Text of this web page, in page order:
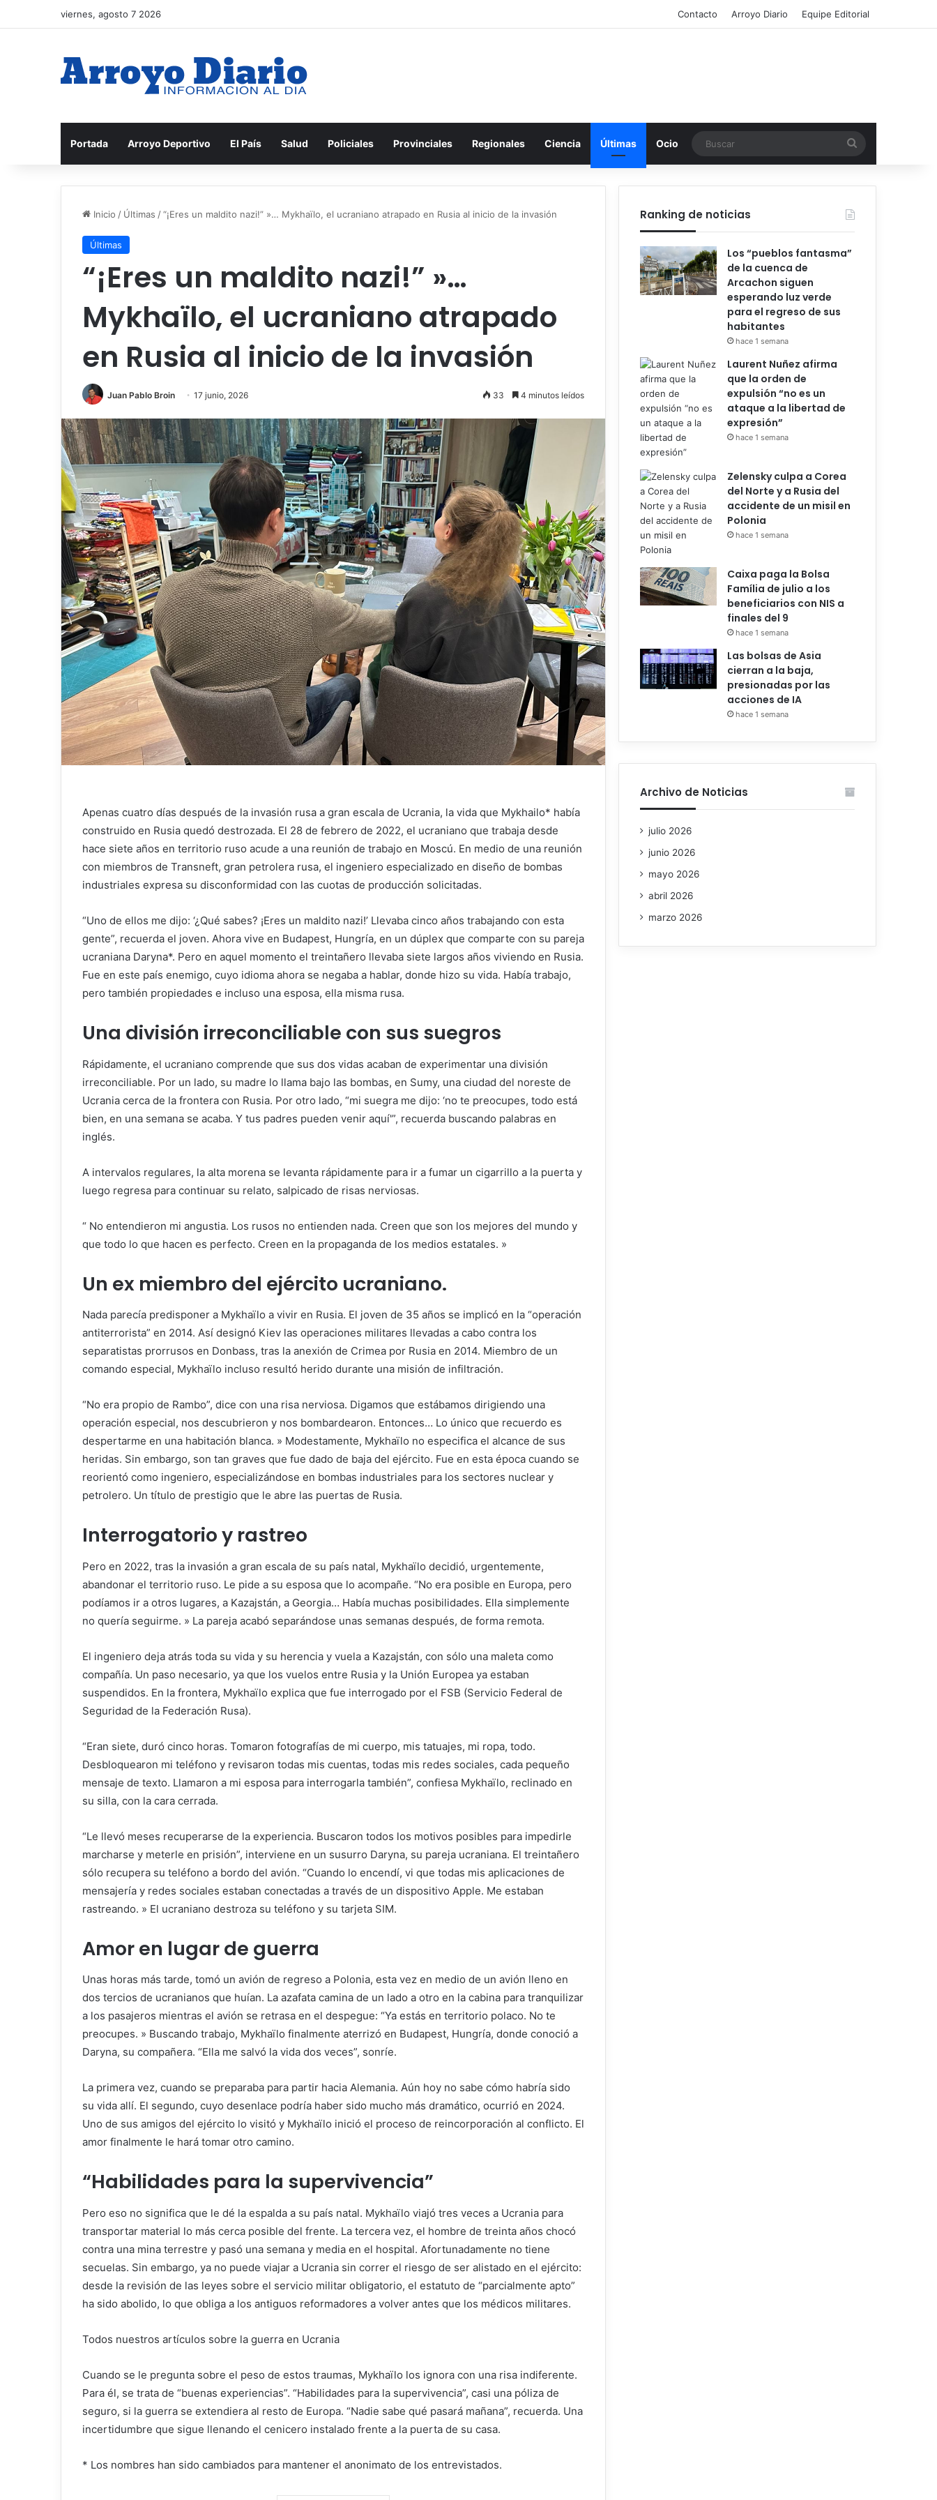
viernes, agosto 7 2026 Contacto Arroyo Diario Equipe Editorial
Portada Arroyo Deportivo El País Salud Policiales Provinciales Regionales Ciencia Últimas Ocio
Inicio / Últimas /“¡Eres un maldito nazi!” »… Mykhaïlo, el ucraniano atrapado en Rusia al inicio de la invasión
Últimas
“¡Eres un maldito nazi!” »…
Mykhaïlo, el ucraniano atrapado
en Rusia al inicio de la invasión
Juan Pablo Broin 17 junio, 2026 33 4 minutos leídos
Apenas cuatro días después de la invasión rusa a gran escala de Ucrania, la vida que Mykhailo* había
construido en Rusia quedó destrozada. El 28 de febrero de 2022, el ucraniano que trabaja desde
hace siete años en territorio ruso acude a una reunión de trabajo en Moscú. En medio de una reunión
con miembros de Transneft, gran petrolera rusa, el ingeniero especializado en diseño de bombas
industriales expresa su disconformidad con las cuotas de producción solicitadas.
“Uno de ellos me dijo: ‘¿Qué sabes? ¡Eres un maldito nazi!’ Llevaba cinco años trabajando con esta
gente”, recuerda el joven. Ahora vive en Budapest, Hungría, en un dúplex que comparte con su pareja
ucraniana Daryna*. Pero en aquel momento el treintañero llevaba siete largos años viviendo en Rusia.
Fue en este país enemigo, cuyo idioma ahora se negaba a hablar, donde hizo su vida. Había trabajo,
pero también propiedades e incluso una esposa, ella misma rusa.
Una división irreconciliable con sus suegros
Rápidamente, el ucraniano comprende que sus dos vidas acaban de experimentar una división
irreconciliable. Por un lado, su madre lo llama bajo las bombas, en Sumy, una ciudad del noreste de
Ucrania cerca de la frontera con Rusia. Por otro lado, “mi suegra me dijo: ‘no te preocupes, todo está
bien, en una semana se acaba. Y tus padres pueden venir aquí'”, recuerda buscando palabras en
inglés.
A intervalos regulares, la alta morena se levanta rápidamente para ir a fumar un cigarrillo a la puerta y
luego regresa para continuar su relato, salpicado de risas nerviosas.
“ No entendieron mi angustia. Los rusos no entienden nada. Creen que son los mejores del mundo y
que todo lo que hacen es perfecto. Creen en la propaganda de los medios estatales. »
Un ex miembro del ejército ucraniano.
Nada parecía predisponer a Mykhaïlo a vivir en Rusia. El joven de 35 años se implicó en la “operación
antiterrorista” en 2014. Así designó Kiev las operaciones militares llevadas a cabo contra los
separatistas prorrusos en Donbass, tras la anexión de Crimea por Rusia en 2014. Miembro de un
comando especial, Mykhaïlo incluso resultó herido durante una misión de infiltración.
“No era propio de Rambo”, dice con una risa nerviosa. Digamos que estábamos dirigiendo una
operación especial, nos descubrieron y nos bombardearon. Entonces… Lo único que recuerdo es
despertarme en una habitación blanca. » Modestamente, Mykhaïlo no especifica el alcance de sus
heridas. Sin embargo, son tan graves que fue dado de baja del ejército. Fue en esta época cuando se
reorientó como ingeniero, especializándose en bombas industriales para los sectores nuclear y
petrolero. Un título de prestigio que le abre las puertas de Rusia.
Interrogatorio y rastreo
Pero en 2022, tras la invasión a gran escala de su país natal, Mykhaïlo decidió, urgentemente,
abandonar el territorio ruso. Le pide a su esposa que lo acompañe. “No era posible en Europa, pero
podíamos ir a otros lugares, a Kazajstán, a Georgia… Había muchas posibilidades. Ella simplemente
no quería seguirme. » La pareja acabó separándose unas semanas después, de forma remota.
El ingeniero deja atrás toda su vida y su herencia y vuela a Kazajstán, con sólo una maleta como
compañía. Un paso necesario, ya que los vuelos entre Rusia y la Unión Europea ya estaban
suspendidos. En la frontera, Mykhaïlo explica que fue interrogado por el FSB (Servicio Federal de
Seguridad de la Federación Rusa).
“Eran siete, duró cinco horas. Tomaron fotografías de mi cuerpo, mis tatuajes, mi ropa, todo.
Desbloquearon mi teléfono y revisaron todas mis cuentas, todas mis redes sociales, cada pequeño
mensaje de texto. Llamaron a mi esposa para interrogarla también”, confiesa Mykhaïlo, reclinado en
su silla, con la cara cerrada.
“Le llevó meses recuperarse de la experiencia. Buscaron todos los motivos posibles para impedirle
marcharse y meterle en prisión”, interviene en un susurro Daryna, su pareja ucraniana. El treintañero
sólo recupera su teléfono a bordo del avión. “Cuando lo encendí, vi que todas mis aplicaciones de
mensajería y redes sociales estaban conectadas a través de un dispositivo Apple. Me estaban
rastreando. » El ucraniano destroza su teléfono y su tarjeta SIM.
Amor en lugar de guerra
Unas horas más tarde, tomó un avión de regreso a Polonia, esta vez en medio de un avión lleno en
dos tercios de ucranianos que huían. La azafata camina de un lado a otro en la cabina para tranquilizar
a los pasajeros mientras el avión se retrasa en el despegue: “Ya estás en territorio polaco. No te
preocupes. » Buscando trabajo, Mykhaïlo finalmente aterrizó en Budapest, Hungría, donde conoció a
Daryna, su compañera. “Ella me salvó la vida dos veces”, sonríe.
La primera vez, cuando se preparaba para partir hacia Alemania. Aún hoy no sabe cómo habría sido
su vida allí. El segundo, cuyo desenlace podría haber sido mucho más dramático, ocurrió en 2024.
Uno de sus amigos del ejército lo visitó y Mykhaïlo inició el proceso de reincorporación al conflicto. El
amor finalmente le hará tomar otro camino.
“Habilidades para la supervivencia”
Pero eso no significa que le dé la espalda a su país natal. Mykhaïlo viajó tres veces a Ucrania para
transportar material lo más cerca posible del frente. La tercera vez, el hombre de treinta años chocó
contra una mina terrestre y pasó una semana y media en el hospital. Afortunadamente no tiene
secuelas. Sin embargo, ya no puede viajar a Ucrania sin correr el riesgo de ser alistado en el ejército:
desde la revisión de las leyes sobre el servicio militar obligatorio, el estatuto de “parcialmente apto”
ha sido abolido, lo que obliga a los antiguos reformadores a volver antes que los médicos militares.
Todos nuestros artículos sobre la guerra en Ucrania
Cuando se le pregunta sobre el peso de estos traumas, Mykhaïlo los ignora con una risa indiferente.
Para él, se trata de “buenas experiencias”. “Habilidades para la supervivencia”, casi una póliza de
seguro, si la guerra se extendiera al resto de Europa. “Nadie sabe qué pasará mañana”, recuerda. Una
incertidumbre que sigue llenando el cenicero instalado frente a la puerta de su casa.
* Los nombres han sido cambiados para mantener el anonimato de los entrevistados.
Ranking de noticias
Los “pueblos fantasma”
de la cuenca de
Arcachon siguen
esperando luz verde
para el regreso de sus
habitantes
hace 1 semana
Laurent Nuñez afirma
que la orden de
expulsión “no es un
ataque a la libertad de
expresión”
hace 1 semana
Zelensky culpa a Corea
del Norte y a Rusia del
accidente de un misil en
Polonia
hace 1 semana
Caixa paga la Bolsa
Família de julio a los
beneficiarios con NIS a
finales del 9
hace 1 semana
Las bolsas de Asia
cierran a la baja,
presionadas por las
acciones de IA
hace 1 semana
Archivo de Noticias
julio 2026
junio 2026
mayo 2026
abril 2026
marzo 2026